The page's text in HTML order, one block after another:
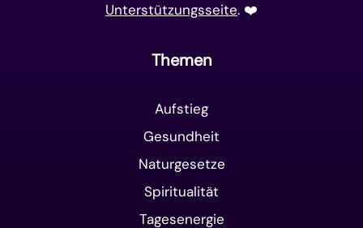
Unterstützungsseite. ❤️️
Themen
Aufstieg
Gesundheit
Naturgesetze
Spiritualität
Tagesenergie